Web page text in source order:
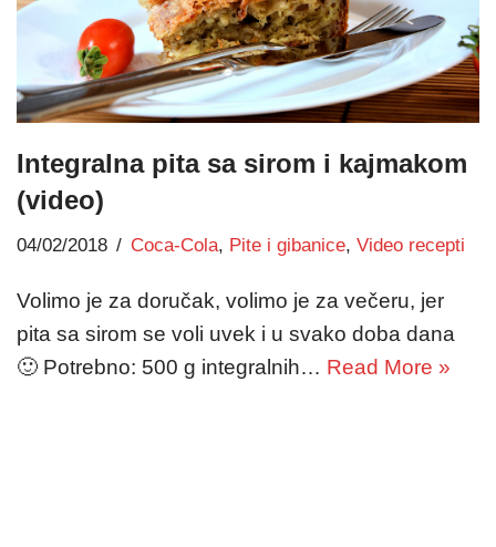
Integralna pita sa sirom i kajmakom
(video)
04/02/2018 Coca-Cola, Pite i gibanice, Video recepti
Volimo je za doručak, volimo je za večeru, jer
pita sa sirom se voli uvek i u svako doba dana
🙂 Potrebno: 500 g integralnih… Read More »